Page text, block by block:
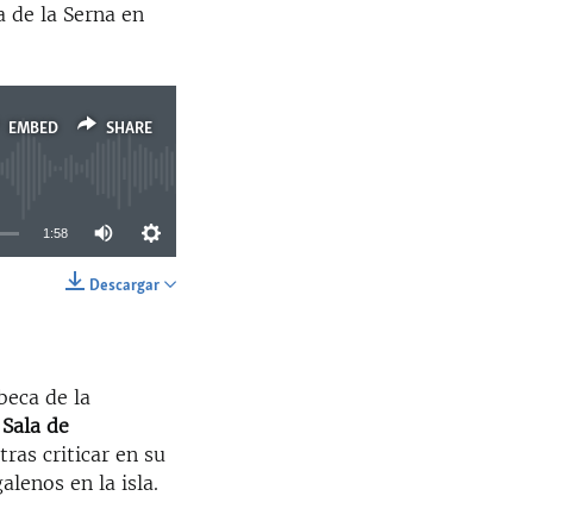
la Serna en
EMBED SHARE
1:58
Descargar
de la
Sala de
criticar en su
en la isla.